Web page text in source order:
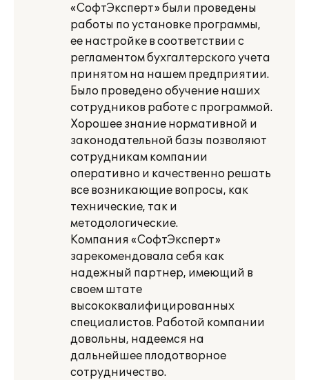
«СофтЭксперт» были проведены
работы по установке программы,
ее настройке в соответствии с
регламентом бухгалтерского учета
принятом на нашем предприятии.
Было проведено обучение наших
сотрудников работе с программой.
Хорошее знание нормативной и
законодательной базы позволяют
сотрудникам компании
оперативно и качественно решать
все возникающие вопросы, как
технические, так и
методологические.
Компания «СофтЭксперт»
зарекомендовала себя как
надежный партнер, имеющий в
своем штате
высококвалифицированных
специалистов. Работой компании
довольны, надеемся на
дальнейшее плодотворное
сотрудничество.